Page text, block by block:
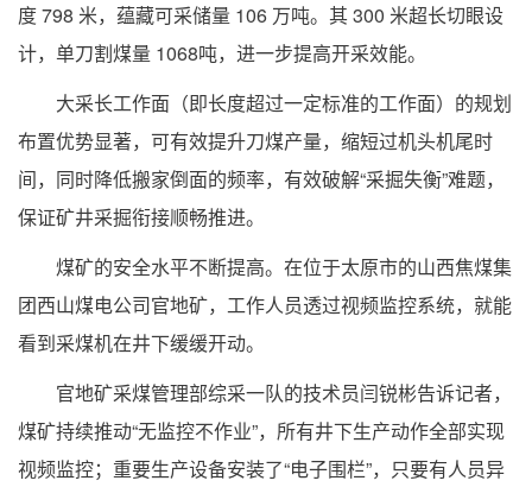
度 798 米，蕴藏可采储量 106 万吨。其 300 米超长切眼设
计，单刀割煤量 1068吨，进一步提高开采效能。
大采长工作面（即长度超过一定标准的工作面）的规划
布置优势显著，可有效提升刀煤产量，缩短过机头机尾时
间，同时降低搬家倒面的频率，有效破解“采掘失衡”难题，
保证矿井采掘衔接顺畅推进。
煤矿的安全水平不断提高。在位于太原市的山西焦煤集
团西山煤电公司官地矿，工作人员透过视频监控系统，就能
看到采煤机在井下缓缓开动。
官地矿采煤管理部综采一队的技术员闫锐彬告诉记者，
煤矿持续推动“无监控不作业”，所有井下生产动作全部实现
视频监控；重要生产设备安装了“电子围栏”，只要有人员异